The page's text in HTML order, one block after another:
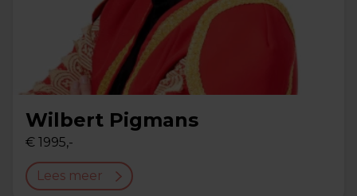
Wilbert Pigmans
€ 1995,-
Lees meer